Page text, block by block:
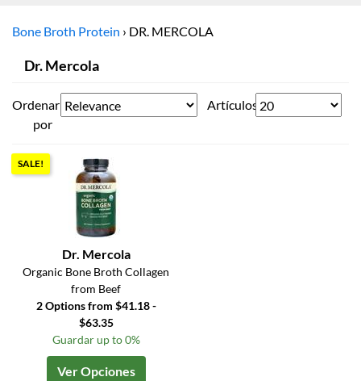
Bone Broth Protein › DR. MERCOLA
Dr. Mercola
Ordenar
por
Artículos
SALE!
Dr. Mercola
Organic Bone Broth Collagen
from Beef
2 Options from $41.18 -
$63.35
Guardar up to 0%
Ver Opciones